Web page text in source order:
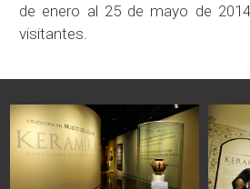
de enero al 25 de mayo de
visitantes.